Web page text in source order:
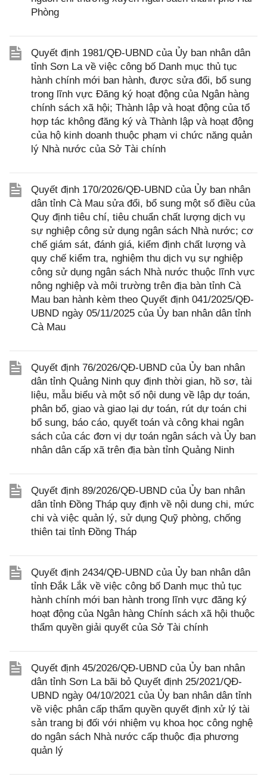
Phòng
Quyết định 1981/QĐ-UBND của Ủy ban nhân dân
tỉnh Sơn La về việc công bố Danh mục thủ tục
hành chính mới ban hành, được sửa đổi, bổ sung
trong lĩnh vực Đăng ký hoạt động của Ngân hàng
chính sách xã hội; Thành lập và hoạt động của tổ
hợp tác không đăng ký và Thành lập và hoạt động
của hộ kinh doanh thuộc phạm vi chức năng quản
lý Nhà nước của Sở Tài chính
Quyết định 170/2026/QĐ-UBND của Ủy ban nhân
dân tỉnh Cà Mau sửa đổi, bổ sung một số điều của
Quy định tiêu chí, tiêu chuẩn chất lượng dịch vụ
sự nghiệp công sử dụng ngân sách Nhà nước; cơ
chế giám sát, đánh giá, kiểm định chất lượng và
quy chế kiểm tra, nghiệm thu dịch vụ sự nghiệp
công sử dụng ngân sách Nhà nước thuộc lĩnh vực
nông nghiệp và môi trường trên địa bàn tỉnh Cà
Mau ban hành kèm theo Quyết định 041/2025/QĐ-
UBND ngày 05/11/2025 của Ủy ban nhân dân tỉnh
Cà Mau
Quyết định 76/2026/QĐ-UBND của Ủy ban nhân
dân tỉnh Quảng Ninh quy định thời gian, hồ sơ, tài
liệu, mẫu biểu và một số nội dung về lập dự toán,
phân bổ, giao và giao lại dự toán, rút dự toán chi
bổ sung, báo cáo, quyết toán và công khai ngân
sách của các đơn vị dự toán ngân sách và Ủy ban
nhân dân cấp xã trên địa bàn tỉnh Quảng Ninh
Quyết định 89/2026/QĐ-UBND của Ủy ban nhân
dân tỉnh Đồng Tháp quy định về nội dung chi, mức
chi và việc quản lý, sử dụng Quỹ phòng, chống
thiên tai tỉnh Đồng Tháp
Quyết định 2434/QĐ-UBND của Ủy ban nhân dân
tỉnh Đắk Lắk về việc công bố Danh mục thủ tục
hành chính mới ban hành trong lĩnh vực đăng ký
hoạt động của Ngân hàng Chính sách xã hội thuộc
thẩm quyền giải quyết của Sở Tài chính
Quyết định 45/2026/QĐ-UBND của Ủy ban nhân
dân tỉnh Sơn La bãi bỏ Quyết định 25/2021/QĐ-
UBND ngày 04/10/2021 của Ủy ban nhân dân tỉnh
về việc phân cấp thẩm quyền quyết định xử lý tài
sản trang bị đối với nhiệm vụ khoa học công nghệ
do ngân sách Nhà nước cấp thuộc địa phương
quản lý